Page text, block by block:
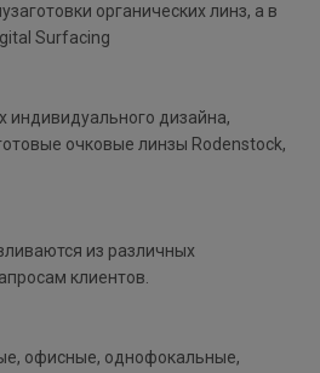
органических линз, а в
Surfacing
индивидуального дизайна,
очковые линзы Rodenstock,
из различных
клиентов.
офисные, однофокальные,